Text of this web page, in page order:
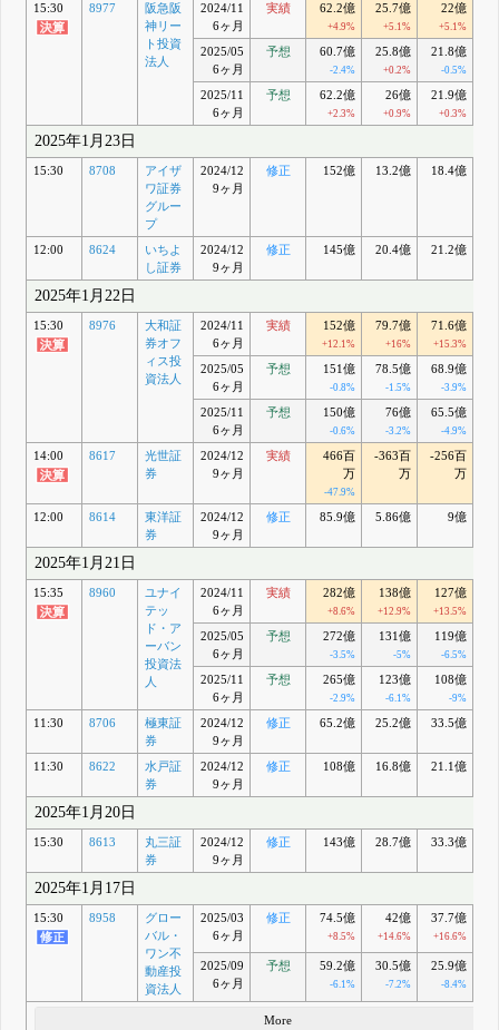
15:30 8977
阪急阪
神リー
ト投資
法人
2024/11
6ヶ月
実績 62.2億
+4.9%
25.7億
+5.1%
22億
+5.1%
2025/05
6ヶ月
予想 60.7億
-2.4%
25.8億
+0.2%
21.8億
-0.5%
2025/11
6ヶ月
予想 62.2億
+2.3%
26億
+0.9%
21.9億
+0.3%
2025年1月23日
15:30 8708
アイザ
ワ証券
グルー
プ
2024/12
9ヶ月
修正 152億 13.2億 18.4億
12:00 8624
いちよ
し証券
2024/12
9ヶ月
修正 145億 20.4億 21.2億
2025年1月22日
15:30 8976
大和証
券オフ
ィス投
資法人
2024/11
6ヶ月
実績 152億
+12.1%
79.7億
+16%
71.6億
+15.3%
2025/05
6ヶ月
予想 151億
-0.8%
78.5億
-1.5%
68.9億
-3.9%
2025/11
6ヶ月
予想 150億
-0.6%
76億
-3.2%
65.5億
-4.9%
14:00 8617
光世証
券
2024/12
9ヶ月
実績
466百
万
-47.9%
-363百
万
-256百
万
12:00 8614
東洋証
券
2024/12
9ヶ月
修正 85.9億 5.86億 9億
2025年1月21日
15:35 8960
ユナイ
テッ
ド・ア
ーバン
投資法
人
2024/11
6ヶ月
実績 282億
+8.6%
138億
+12.9%
127億
+13.5%
2025/05
6ヶ月
予想 272億
-3.5%
131億
-5%
119億
-6.5%
2025/11
6ヶ月
予想 265億
-2.9%
123億
-6.1%
108億
-9%
11:30 8706
極東証
券
2024/12
9ヶ月
修正 65.2億 25.2億 33.5億
11:30 8622
水戸証
券
2024/12
9ヶ月
修正 108億 16.8億 21.1億
2025年1月20日
15:30 8613
丸三証
券
2024/12
9ヶ月
修正 143億 28.7億 33.3億
2025年1月17日
15:30 8958
グロー
バル・
ワン不
動産投
資法人
2025/03
6ヶ月
修正 74.5億
+8.5%
42億
+14.6%
37.7億
+16.6%
2025/09
6ヶ月
予想 59.2億
-6.1%
30.5億
-7.2%
25.9億
-8.4%
More